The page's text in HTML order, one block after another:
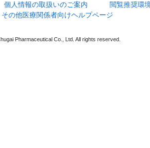
個人情報の取扱いのご案内 閲覧推奨環
の他医療関係者向けヘルプページ
Pharmaceutical Co., Ltd. All rights reserved.